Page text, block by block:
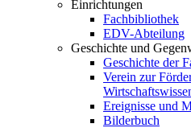
Einrichtungen
Fachbibliothek
EDV-Abteilung
Geschichte und
Geschichte der
Verein zur
Ereignisse und
Bilderbuch